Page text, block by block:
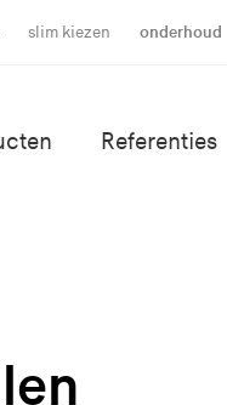
slim kiezen onderhoud
Referenties